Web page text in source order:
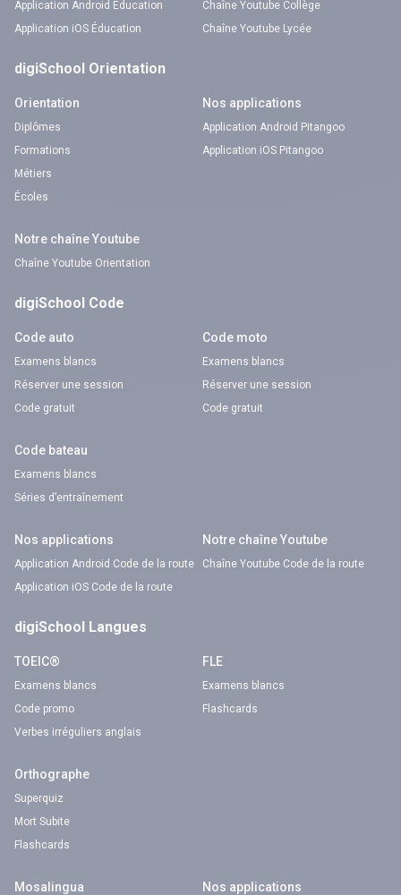
Application Android Éducation
Application iOS Éducation
Chaîne Youtube Collège
Chaîne Youtube Lycée
digiSchool Orientation
Orientation
Diplômes
Formations
Métiers
Écoles
Nos applications
Application Android Pitangoo
Application iOS Pitangoo
Notre chaîne Youtube
Chaîne Youtube Orientation
digiSchool Code
Code auto
Examens blancs
Réserver une session
Code gratuit
Code moto
Examens blancs
Réserver une session
Code gratuit
Code bateau
Examens blancs
Séries d’entraînement
Nos applications
Application Android Code de la route
Application iOS Code de la route
Notre chaîne Youtube
Chaîne Youtube Code de la route
digiSchool Langues
TOEIC®
Examens blancs
Code promo
Verbes irréguliers anglais
FLE
Examens blancs
Flashcards
Orthographe
Superquiz
Mort Subite
Flashcards
Mosalingua Nos applications